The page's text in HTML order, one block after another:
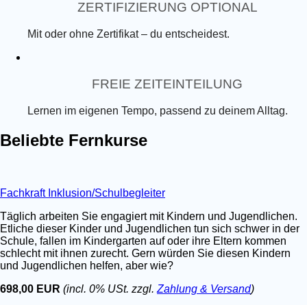
ZERTIFIZIERUNG OPTIONAL
Mit oder ohne Zertifikat – du entscheidest.
FREIE ZEITEINTEILUNG
Lernen im eigenen Tempo, passend zu deinem Alltag.
Beliebte Fernkurse
Fachkraft Inklusion/Schulbegleiter
Täglich arbeiten Sie engagiert mit Kindern und Jugendlichen.
Etliche dieser Kinder und Jugendlichen tun sich schwer in der
Schule, fallen im Kindergarten auf oder ihre Eltern kommen
schlecht mit ihnen zurecht. Gern würden Sie diesen Kindern
und Jugendlichen helfen, aber wie?
698,00 EUR (incl. 0% USt. zzgl. Zahlung & Versand)